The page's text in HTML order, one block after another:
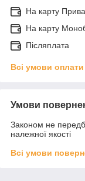
На карту
На карту
Післяплата
Всі умови оплати
Умови
Законом не
належної якості
Всі умови